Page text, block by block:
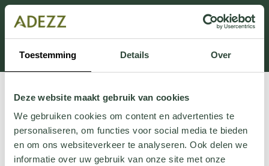
Toestemming Details Over
Deze website maakt gebruik van cookies
We gebruiken cookies om content en advertenties te
personaliseren, om functies voor social media te bieden
en om ons websiteverkeer te analyseren. Ook delen we
informatie over uw gebruik van onze site met onze
Dit onderdeel is momenteel in onderhoud.
Als je informatie mist kun je ons bellen +31 413 274
168 of mailen
Customersupport@adezz.com.